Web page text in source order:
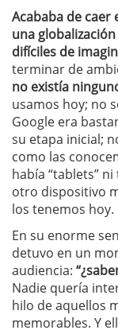
Acababa de caer
una
difíciles de
terminar de
no existía
usamos hoy; no
Google era
su etapa inicial;
como las
había “tablets”
otro dispositivo
los tenemos hoy.
En su enorme
detuvo en un
audiencia:
Nadie quería
hilo de aquellos
memorables. Y